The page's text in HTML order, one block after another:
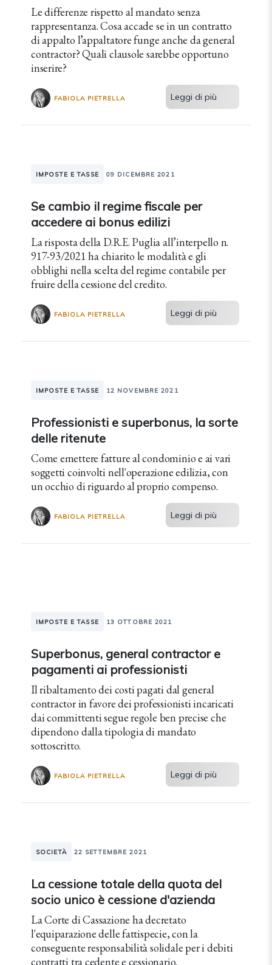
Le differenze rispetto al mandato senza
rappresentanza. Cosa accade se in un contratto
di appalto l’appaltatore funge anche da general
contractor? Quali clausole sarebbe opportuno
inserire?
FABIOLA PIETRELLA Leggi di più
IMPOSTE E TASSE 09 DICEMBRE 2021
Se cambio il regime fiscale per
accedere ai bonus edilizi
La risposta della D.R.E. Puglia all’interpello n.
917-93/2021 ha chiarito le modalità e gli
obblighi nella scelta del regime contabile per
fruire della cessione del credito.
FABIOLA PIETRELLA Leggi di più
IMPOSTE E TASSE 12 NOVEMBRE 2021
Professionisti e superbonus, la sorte
delle ritenute
Come emettere fatture al condominio e ai vari
soggetti coinvolti nell'operazione edilizia, con
un occhio di riguardo al proprio compenso.
FABIOLA PIETRELLA Leggi di più
IMPOSTE E TASSE 13 OTTOBRE 2021
Superbonus, general contractor e
pagamenti ai professionisti
Il ribaltamento dei costi pagati dal general
contractor in favore dei professionisti incaricati
dai committenti segue regole ben precise che
dipendono dalla tipologia di mandato
sottoscritto.
FABIOLA PIETRELLA Leggi di più
SOCIETÀ 22 SETTEMBRE 2021
La cessione totale della quota del
socio unico è cessione d'azienda
La Corte di Cassazione ha decretato
l'equiparazione delle fattispecie, con la
conseguente responsabilità solidale per i debiti
contratti tra cedente e cessionario.